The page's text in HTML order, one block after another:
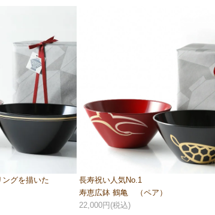
グを描いた
長寿祝い人気No.1
寿恵広鉢 鶴亀 （ペア）
22,000円(税込)